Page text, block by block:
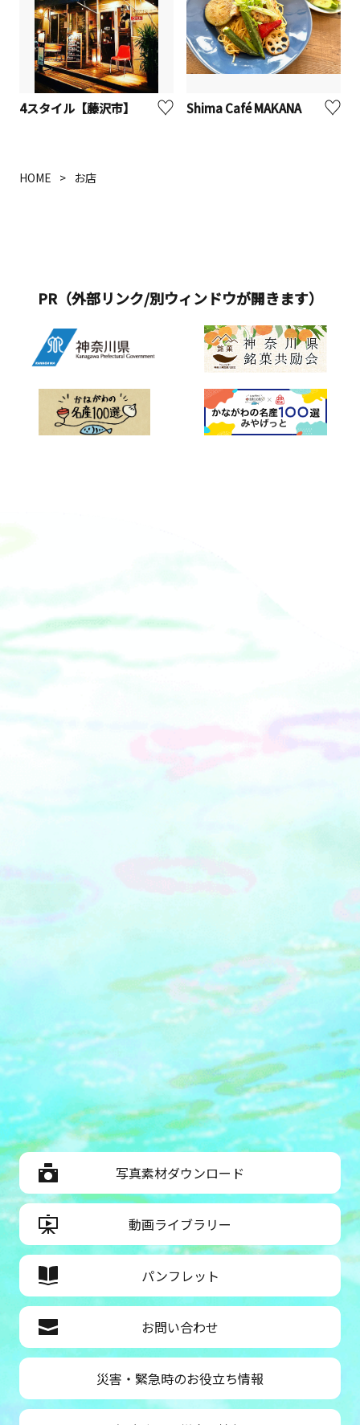
4スタイル【藤沢市】 Shima Café MAKANA
HOME お店
PR（外部リンク/別ウィンドウが開きます）
写真素材ダウンロード
動画ライブラリー
パンフレット
お問い合わせ
災害・緊急時のお役立ち情報